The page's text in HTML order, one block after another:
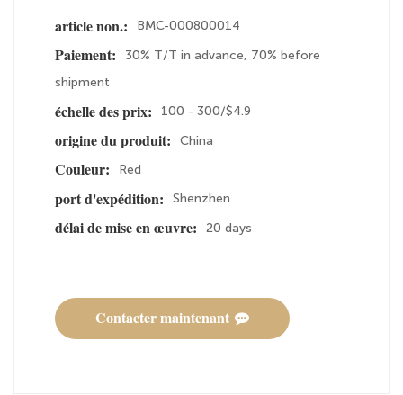
article non.:
BMC-000800014
Paiement:
30% T/T in advance, 70% before
shipment
échelle des prix:
100 - 300/$4.9
origine du produit:
China
Couleur:
Red
port d'expédition:
Shenzhen
délai de mise en œuvre:
20 days
Contacter maintenant